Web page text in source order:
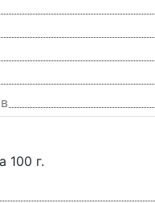
100 г.